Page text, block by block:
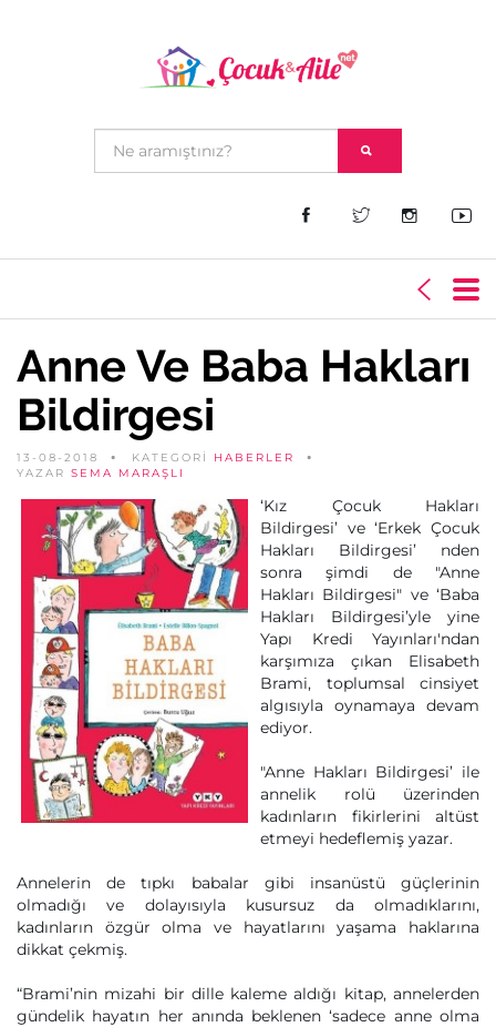
Anne Ve Baba Hakları
Bildirgesi
13-08-2018 KATEGORİ HABERLER
YAZAR SEMA MARAŞLI
‘Kız Çocuk Hakları
Bildirgesi’ ve ‘Erkek Çocuk
Hakları Bildirgesi’ nden
sonra şimdi de "Anne
Hakları Bildirgesi" ve ‘Baba
Hakları Bildirgesi’yle yine
Yapı Kredi Yayınları'ndan
karşımıza çıkan Elisabeth
Brami, toplumsal cinsiyet
algısıyla oynamaya devam
ediyor.
"Anne Hakları Bildirgesi’ ile
annelik rolü üzerinden
kadınların fikirlerini altüst
etmeyi hedeflemiş yazar.
Annelerin de tıpkı babalar gibi insanüstü güçlerinin
olmadığı ve dolayısıyla kusursuz da olmadıklarını,
kadınların özgür olma ve hayatlarını yaşama haklarına
dikkat çekmiş.
“Brami’nin mizahi bir dille kaleme aldığı kitap, annelerden
gündelik hayatın her anında beklenen ‘sadece anne olma